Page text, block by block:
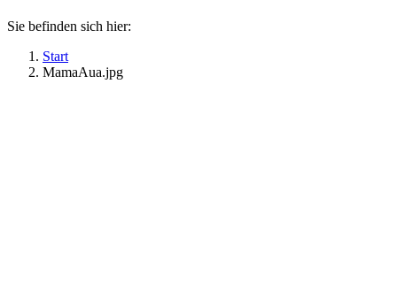
Sie befinden sich hier:
Start
MamaAua.jpg